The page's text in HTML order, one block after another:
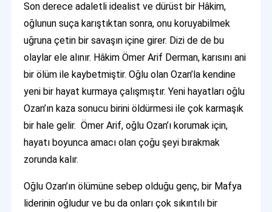
Son derece adaletli idealist ve dürüst bir Hâkim,
oğlunun suça karıştıktan sonra, onu koruyabilmek
uğruna çetin bir savaşın içine girer. Dizi de de bu
olaylar ele alınır. Hâkim Ömer Arif Derman, karısını ani
bir ölüm ile kaybetmiştir. Oğlu olan Ozan’la kendine
yeni bir hayat kurmaya çalışmıştır. Yeni hayatları oğlu
Ozan’ın kaza sonucu birini öldürmesi ile çok karmaşık
bir hale gelir. Ömer Arif, oğlu Ozan’ı korumak için,
hayatı boyunca amacı olan çoğu şeyi bırakmak
zorunda kalır.
Oğlu Ozan’ın ölümüne sebep olduğu genç, bir Mafya
liderinin oğludur ve bu da onları çok sıkıntılı bir